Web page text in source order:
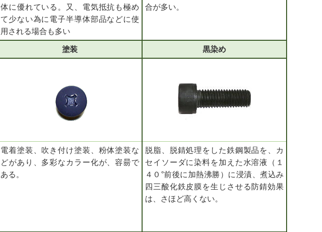
体に優れている。又、電気抵抗も極め
て少ない為に電子半導体部品などに使
用される場合も多い
合が多い。
塗装 黒染め
電着塗装、吹き付け塗装、粉体塗装な
どがあり、多彩なカラー化が、容昜で
ある。
脱脂、脱錆処理をした鉄鋼製品を、カ
セイソーダに染料を加えた水溶液（１
４０°前後に加熱沸勝）に浸漬、煮込み
四三酸化鉄皮膜を生じさせる防錆効果
は、さほど高くない。